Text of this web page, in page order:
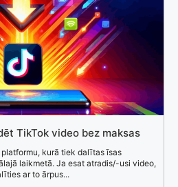
TikTok video bez maksas
kurā tiek dalītas īsas
laikmetā. Ja esat atradis/-usi video,
ar to ārpus...